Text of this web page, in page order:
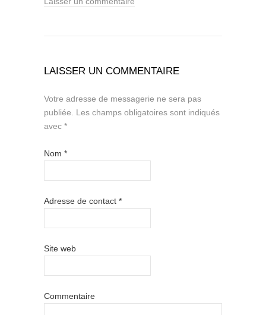
LAISSER UN COMMENTAIRE
Votre adresse de messagerie ne sera pas
publiée. Les champs obligatoires sont indiqués
avec *
Nom *
Adresse de contact *
Site web
Commentaire